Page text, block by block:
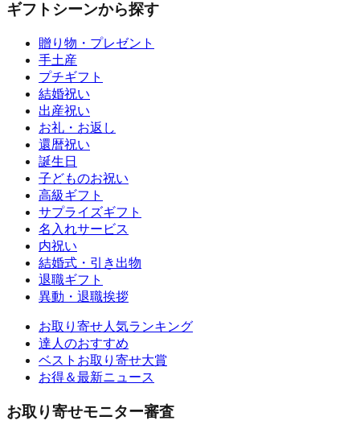
ギフトシーンから探す
贈り物・プレゼント
手土産
プチギフト
結婚祝い
出産祝い
お礼・お返し
還暦祝い
誕生日
子どものお祝い
高級ギフト
サプライズギフト
名入れサービス
内祝い
結婚式・引き出物
退職ギフト
異動・退職挨拶
お取り寄せ人気ランキング
達人のおすすめ
ベストお取り寄せ大賞
お得＆最新ニュース
お取り寄せモニター審査